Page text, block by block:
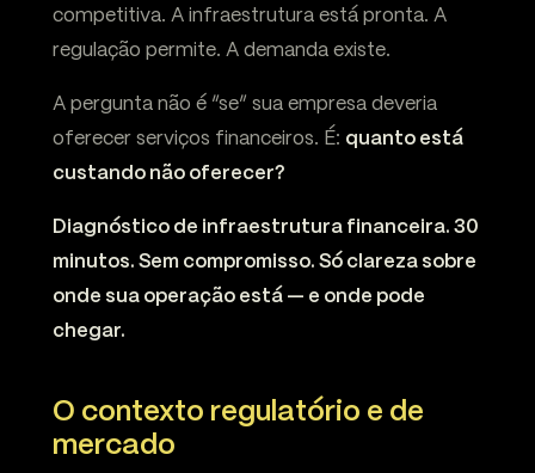
competitiva. A infraestrutura está pronta. A
regulação permite. A demanda existe.
A pergunta não é “se” sua empresa deveria
oferecer serviços financeiros. É: quanto está
custando não oferecer?
Diagnóstico de infraestrutura financeira. 30
minutos. Sem compromisso. Só clareza sobre
onde sua operação está — e onde pode
chegar.
O contexto regulatório e de
mercado